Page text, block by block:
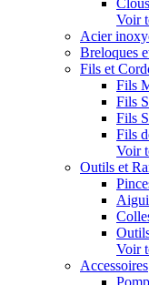
Clous
Voir
Acier
Breloques
Fils et
Fils
Fils
Fils
Fils
Voir
Outils et
Voir
Accessoires